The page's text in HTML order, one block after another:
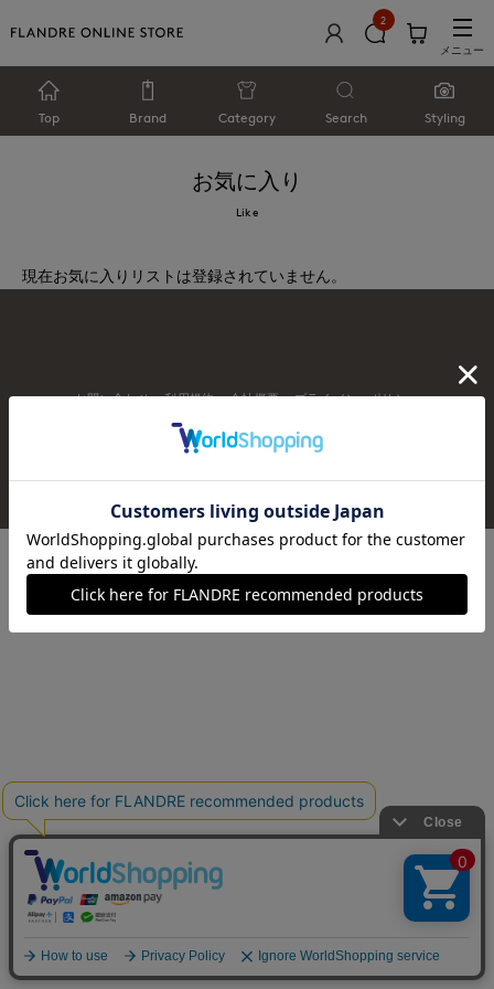
2
メニュー
Top Brand Category Search Styling
お気に入り
Like
現在お気に入りリストは登録されていません。
お問い合わせ 利用規約 会社概要 プライバシーポリシー
特定商取引・古物営業法に基づく表示
© FLANDRE CO., LTD.